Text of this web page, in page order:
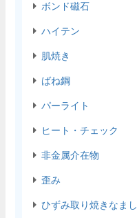
ボンド磁石
ハイテン
肌焼き
ばね鋼
パーライト
ヒート・チェック
非金属介在物
歪み
ひずみ取り焼きなまし